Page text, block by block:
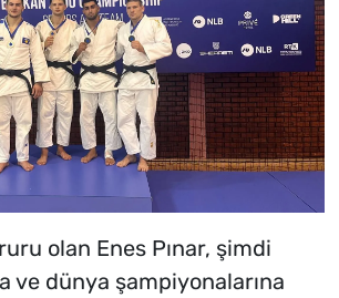
olan Enes Pınar, şimdi
ve dünya şampiyonalarına